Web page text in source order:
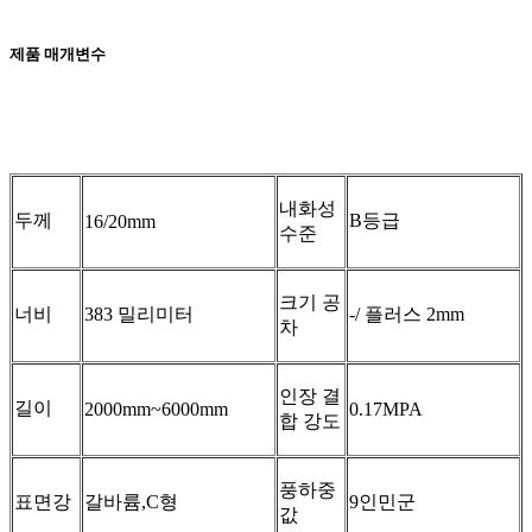
제품 매개변수
두께 16/20mm
내화성
수준
B등급
너비 383 밀리미터
크기 공
차
-/ 플러스 2mm
길이 2000mm~6000mm
인장 결
합 강도
0.17MPA
표면강 갈바륨,C형
풍하중
값
9인민군